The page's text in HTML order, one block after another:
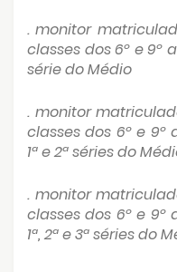
. monitor
classes dos 6º e 9º
série do Médio
. monitor
classes dos 6º e
1ª e 2ª séries do
. monitor
classes dos 6º e
1ª, 2ª e 3ª séries do